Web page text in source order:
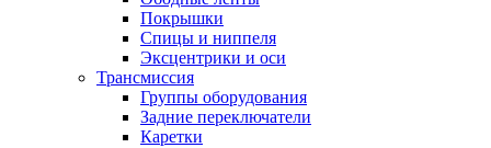
Покрышки
Спицы и ниппеля
Эксцентрики и оси
Трансмиссия
Группы оборудования
Задние переключатели
Каретки